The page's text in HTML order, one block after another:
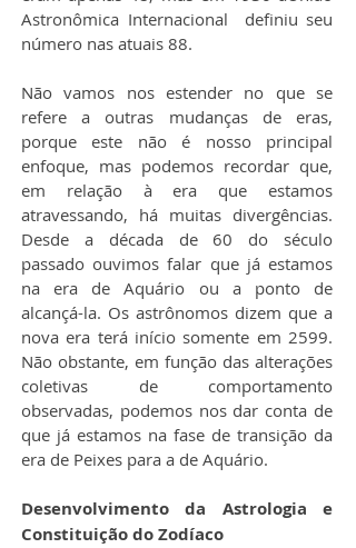
Astronômica Internacional  definiu seu
número nas atuais 88.
Não vamos nos estender no que se
refere a outras mudanças de eras,
porque este não é nosso principal
enfoque, mas podemos recordar que,
em relação à era que estamos
atravessando, há muitas divergências.
Desde a década de 60 do século
passado ouvimos falar que já estamos
na era de Aquário ou a ponto de
alcançá-la. Os astrônomos dizem que a
nova era terá início somente em 2599.
Não obstante, em função das alterações
coletivas de comportamento
observadas, podemos nos dar conta de
que já estamos na fase de transição da
era de Peixes para a de Aquário.
Desenvolvimento da Astrologia e
Constituição do Zodíaco